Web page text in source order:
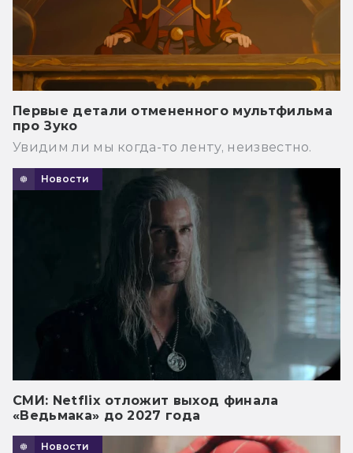
Первые детали отмененного мультфильма
про Зуко
Увидим ли мы когда-то ленту, неизвестно.
Новости
СМИ: Netflix отложит выход финала
«Ведьмака» до 2027 года
Новости